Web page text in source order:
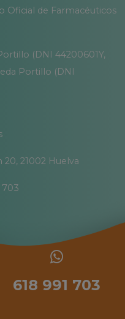
Oficial de Farmacéuticos
(DNI 44200601Y,
Portillo (DNI
21002 Huelva
703
618 991 703